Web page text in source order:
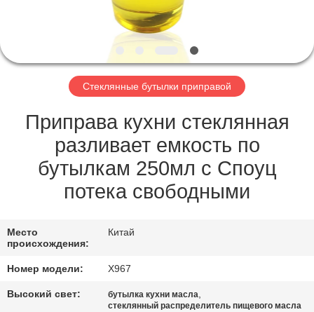
КОНТРОЛЬ
КАЧЕСТВА
НОВОСТИ
СЛУЧАИ
ЗАПРОСИТЕ
ЦИТАТУ
КАРТА
САЙТА
Стеклянные бутылки приправой
Приправа кухни стеклянная
разливает емкость по
бутылкам 250мл с Споуц
потека свободными
Место
происхождения:
Китай
Номер модели: X967
Высокий свет: бутылка кухни масла,
стеклянный распределитель пищевого масла